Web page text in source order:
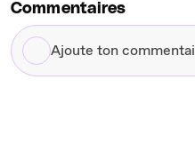
Commentaires
Ajoute
ton